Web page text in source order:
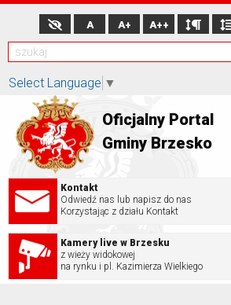
A A+ A++
Select Language ▼
Oficjalny Portal
Gminy Brzesko
Kontakt
Odwiedź nas lub napisz do nas
Korzystając z działu Kontakt
Kamery live w Brzesku
z wieży widokowej
na rynku i pl. Kazimierza Wielkiego